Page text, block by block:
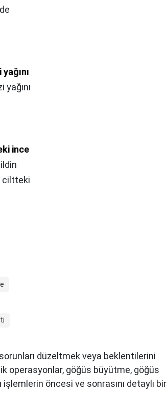
ince
ciltteki
düzeltmek veya beklentilerini
operasyonlar, göğüs büyütme, göğüs
öncesi ve sonrasını detaylı bir